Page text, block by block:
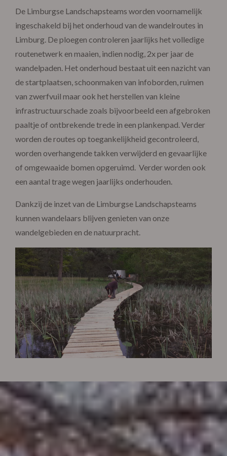
De Limburgse Landschapsteams worden voornamelijk
ingeschakeld bij het onderhoud van de wandelroutes in
Limburg. De ploegen controleren jaarlijks het volledige
routenetwerk en maaien, indien nodig, 2x per jaar de
wandelpaden. Het onderhoud bestaat uit een nazicht van
de startplaatsen, schoonmaken van infoborden, ruimen
van zwerfvuil maar ook het herstellen van kleine
infrastructuurschade zoals bijvoorbeeld een afgebroken
paaltje of ontbrekende trede in een plankenpad. Verder
worden de routes op toegankelijkheid gecontroleerd,
worden overhangende takken verwijderd en gevaarlijke
of omgewaaide bomen opgeruimd. Verder worden ook
een aantal trage wegen jaarlijks onderhouden.
Dankzij de inzet van de Limburgse Landschapsteams
kunnen wandelaars blijven genieten van onze
wandelgebieden en de natuurpracht.